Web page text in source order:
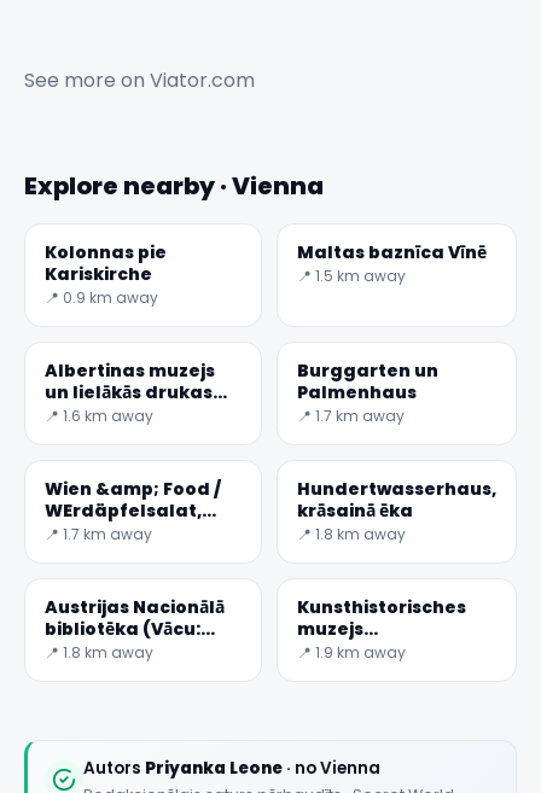
See more on Viator.com
Explore nearby · Vienna
Kolonnas pie
Kariskirche
📍 0.9 km away
Maltas baznīca Vīnē
📍 1.5 km away
Albertinas muzejs
un lielākās drukas
telpas vārdam
📍 1.6 km away
Burggarten un
Palmenhaus
📍 1.7 km away
Wien &amp; Food /
WErdäpfelsalat,
Austrijas Kartupeļu
📍 1.7 km away
Hundertwasserhaus,
krāsainā ēka
📍 1.8 km away
Austrijas Nacionālā
bibliotēka (Vācu:
Österreichische
📍 1.8 km away
Kunsthistorisches
muzejs
(Tēlotājmākslas
📍 1.9 km away
Autors Priyanka Leone · no Vienna